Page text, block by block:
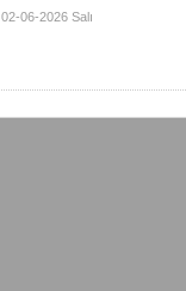
02-06-2026 Salı